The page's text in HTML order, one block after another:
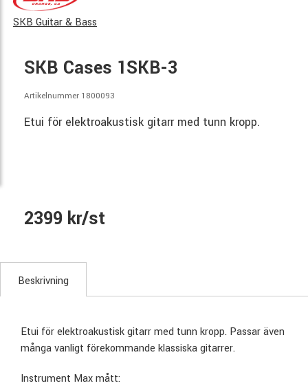
SKB Guitar & Bass
SKB Cases 1SKB-3
Artikelnummer 1800093
Etui för elektroakustisk gitarr med tunn kropp.
2399 kr/st
Beskrivning
Etui för elektroakustisk gitarr med tunn kropp. Passar även
många vanligt förekommande klassiska gitarrer.
Instrument Max mått: